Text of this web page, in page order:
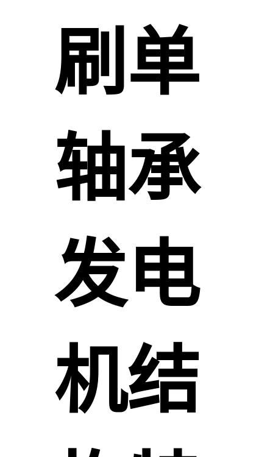
刷单
轴承
发电
机结